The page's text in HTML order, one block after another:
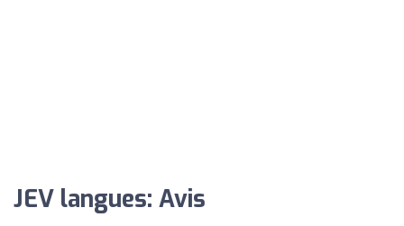
JEV langues: Avis